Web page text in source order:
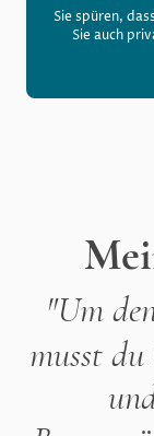
Sie spüren,
Sie auch
"Um
musst